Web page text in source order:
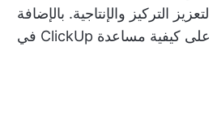
التركيز والإنتاجية. بالإضافة
إلى ذلك، سنلقي نظرة على كيفية مساعدة ClickUp في